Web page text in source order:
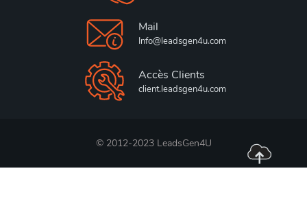
Mail
Info@leadsgen4u.com
Accès Clients
client.leadsgen4u.com
© 2012-2023 LeadsGen4U